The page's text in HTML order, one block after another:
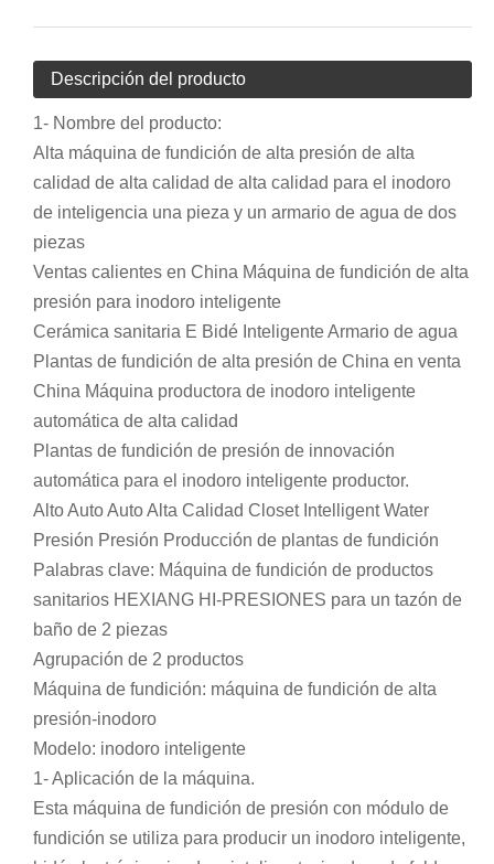
Descripción del producto
1- Nombre del producto:
Alta máquina de fundición de alta presión de alta
calidad de alta calidad de alta calidad para el inodoro
de inteligencia una pieza y un armario de agua de dos
piezas
Ventas calientes en China Máquina de fundición de alta
presión para inodoro inteligente
Cerámica sanitaria E Bidé Inteligente Armario de agua
Plantas de fundición de alta presión de China en venta
China Máquina productora de inodoro inteligente
automática de alta calidad
Plantas de fundición de presión de innovación
automática para el inodoro inteligente productor.
Alto Auto Auto Alta Calidad Closet Intelligent Water
Presión Presión Producción de plantas de fundición
Palabras clave: Máquina de fundición de productos
sanitarios HEXIANG HI-PRESIONES para un tazón de
baño de 2 piezas
Agrupación de 2 productos
Máquina de fundición: máquina de fundición de alta
presión-inodoro
Modelo: inodoro inteligente
1- Aplicación de la máquina.
Esta máquina de fundición de presión con módulo de
fundición se utiliza para producir un inodoro inteligente,